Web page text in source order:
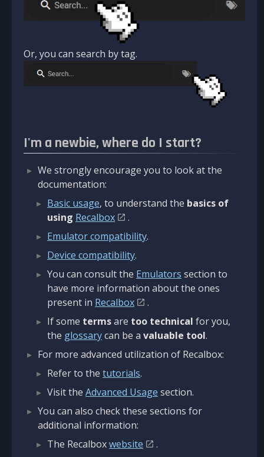
Or, you can search by tag.
I'm a newbie, where do I start?
We strongly encourage you to look at the
documentation:
Basic usage, to understand the basics of
using Recalbox
.
Emulator compatibility.
Device compatibility.
You can consult the Emulators section to
have more information about the ones
present in Recalbox
.
If some termsare too technical for you,
the glossarycan be a valuable tool.
For more advanced utilization of Recalbox:
Refer to the tutorials.
Visit the Advanced Usage section.
You can also check these sections for
additional information:
The Recalboxwebsite
.